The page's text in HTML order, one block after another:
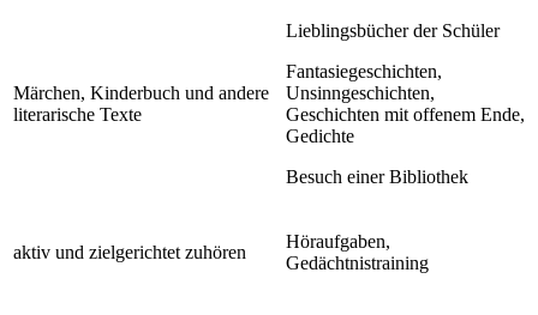
Märchen, Kinderbuch und andere
literarische Texte
Lieblingsbücher der Schüler
Fantasiegeschichten,
Unsinngeschichten,
Geschichten mit offenem Ende,
Gedichte
Besuch einer Bibliothek
aktiv und zielgerichtet zuhören
Höraufgaben,
Gedächtnistraining